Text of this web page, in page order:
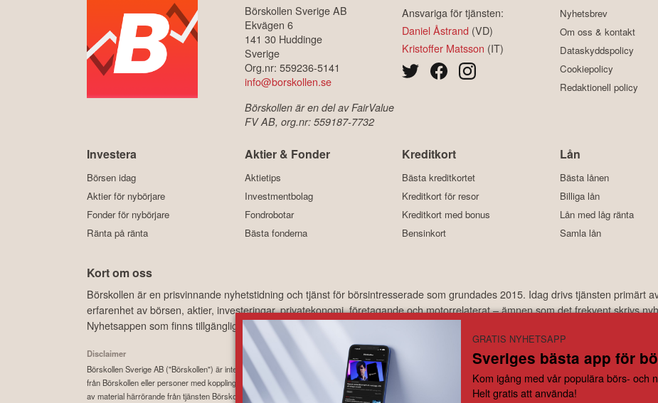
Börskollen Sverige AB
Ekvägen 6
141 30 Huddinge
Sverige
Org.nr: 559236-5141
info@borskollen.se
Börskollen är en del av FairValue
FV AB, org.nr: 559187-7732
Ansvariga för tjänsten:
Daniel Åstrand (VD)
Kristoffer Matsson (IT)
Nyhetsbrev
Om oss & kontakt
Dataskyddspolicy
Cookiepolicy
Redaktionell policy
Investera
Börsen idag
Aktier för nybörjare
Fonder för nybörjare
Ränta på ränta
Aktier & Fonder
Aktietips
Investmentbolag
Fondrobotar
Bästa fonderna
Kreditkort
Bästa kreditkortet
Kreditkort för resor
Kreditkort med bonus
Bensinkort
Lån
Bästa lånen
Billiga lån
Lån med låg ränta
Samla lån
Kort om oss
Börskollen är en prisvinnande nyhetstidning och tjänst för börsintresserade som grundades 2015. Idag drivs tjänsten primärt
erfarenhet av börsen, aktier, investeringar, privatekonomi, företagande och motorrelaterat – ämnen som det frekvent skrivs
Nyhetsappen som finns tillgänglig, kostnadsfritt, har under åren laddats ner hundratusentals gånger och med ett
Disclaimer
Börskollen Sverige AB ("Börskollen") är inte finansiella rådgivare, står inte under finansinspektionens tillsyn och ger inga råd till dig. Detta innebär att
från Börskollen eller personer med koppling till Börskollen, alltid fattas självständigt av investeraren. Börskollen frånsäger sig allt ansvar för eventuell förlust eller
av material härrörande från tjänsten Börskollen.
GRATIS NYHETSAPP
Sveriges bästa app för
Kom igång med vår populära börs- och
Helt gratis att använda!